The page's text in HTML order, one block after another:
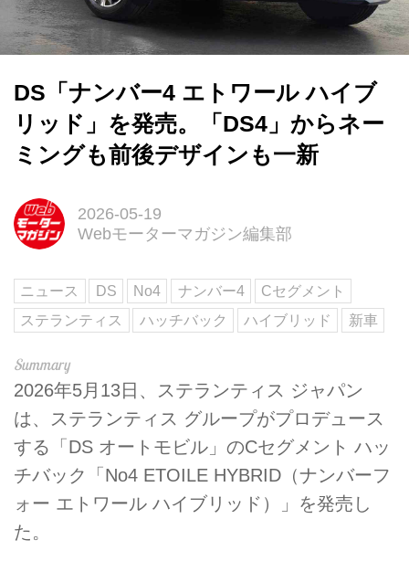
DS「ナンバー4 エトワール ハイブ
リッド」を発売。「DS4」からネー
ミングも前後デザインも一新
2026-05-19
Webモーターマガジン編集部
ニュース DS No4 ナンバー4
Cセグメント
ステランティス
ハッチバック ハイブリッド 新車
2026年5月13日、ステランティス ジャパン
は、ステランティス グループがプロデュース
する「DS オートモビル」のCセグメント ハッ
チバック「No4 ETOILE HYBRID（ナンバーフ
ォー エトワール ハイブリッド）」を発売し
た。